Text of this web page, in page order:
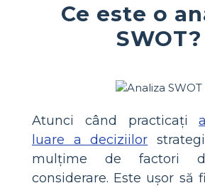
Ce este o
SWOT?
Atunci când practicați
luare a deciziilor
mulțime de factori
considerare. Este ușor să